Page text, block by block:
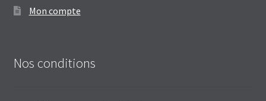
Mon compte
Nos conditions